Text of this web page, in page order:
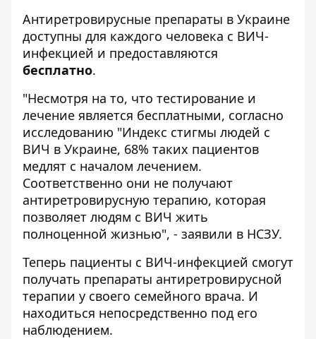
Антиретровирусные препараты в Украине
доступны для каждого человека с ВИЧ-
инфекцией и предоставляются
бесплатно.
"Несмотря на то, что тестирование и
лечение является бесплатными, согласно
исследованию "Индекс стигмы людей с
ВИЧ в Украине, 68% таких пациентов
медлят с началом лечением.
Соответственно они не получают
антиретровирусную терапию, которая
позволяет людям с ВИЧ жить
полноценной жизнью", - заявили в НСЗУ.
Теперь пациенты с ВИЧ-инфекцией смогут
получать препараты антиретровирусной
терапии у своего семейного врача. И
находиться непосредственно под его
наблюдением.